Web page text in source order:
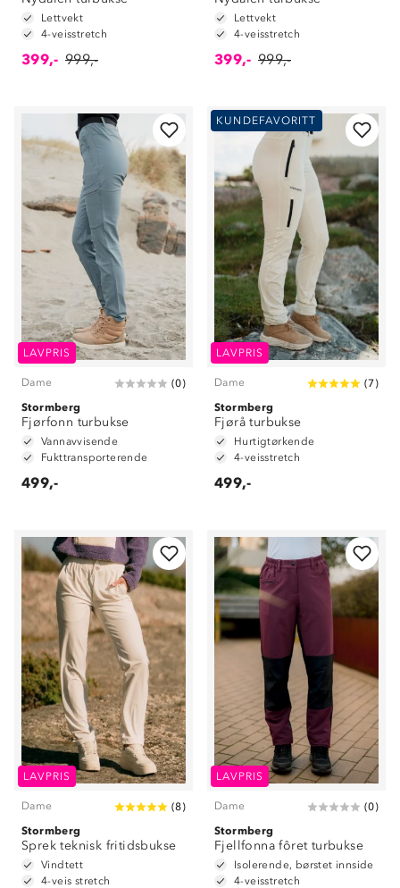
Lettvekt
4-veisstretch
399,- 999,-
Lettvekt
4-veisstretch
399,- 999,-
LAVPRIS
Dame (0)
Stormberg
Fjørfonn turbukse
Vannavvisende
Fukttransporterende
499,-
KUNDEFAVORITT
LAVPRIS
Dame (7)
Stormberg
Fjørå turbukse
Hurtigtørkende
4-veisstretch
499,-
LAVPRIS
Dame (8)
Stormberg
Sprek teknisk fritidsbukse
Vindtett
4-veis stretch
LAVPRIS
Dame (0)
Stormberg
Fjellfonna fôret turbukse
Isolerende, børstet innside
4-veisstretch